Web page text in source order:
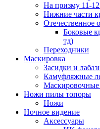
На призму 11-
Нижние части
Отечественное
Боковые
тд)
Переходники
Маскировка
Засидки и
Камуфляжные
Маскировочные
Ножи пилы топоры
Ножи
Ночное видение
Аксессуары